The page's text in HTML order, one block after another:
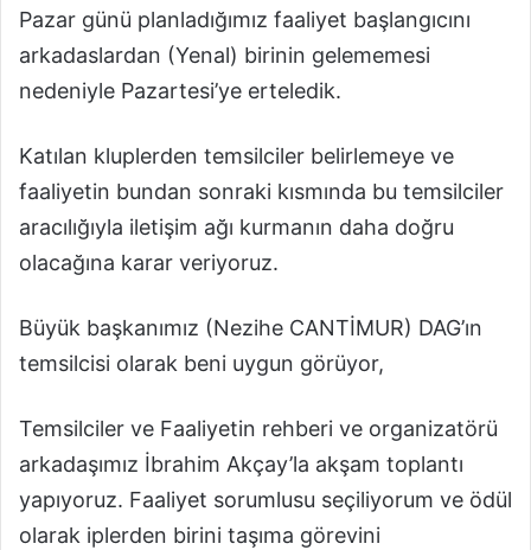
Pazar günü planladığımız faaliyet başlangıcını
arkadaslardan (Yenal) birinin gelememesi
nedeniyle Pazartesi’ye erteledik.
Katılan kluplerden temsilciler belirlemeye ve
faaliyetin bundan sonraki kısmında bu temsilciler
aracılığıyla iletişim ağı kurmanın daha doğru
olacağına karar veriyoruz.
Büyük başkanımız (Nezihe CANTİMUR) DAG’ın
temsilcisi olarak beni uygun görüyor,
Temsilciler ve Faaliyetin rehberi ve organizatörü
arkadaşımız İbrahim Akçay’la akşam toplantı
yapıyoruz. Faaliyet sorumlusu seçiliyorum ve ödül
olarak iplerden birini taşıma görevini